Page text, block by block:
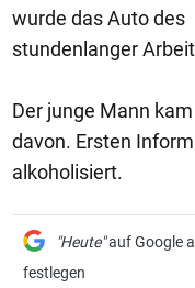
wurde das Auto des
stundenlanger
Der junge Mann
davon. Ersten
alkoholisiert.
"Heute"auf Google
festlegen